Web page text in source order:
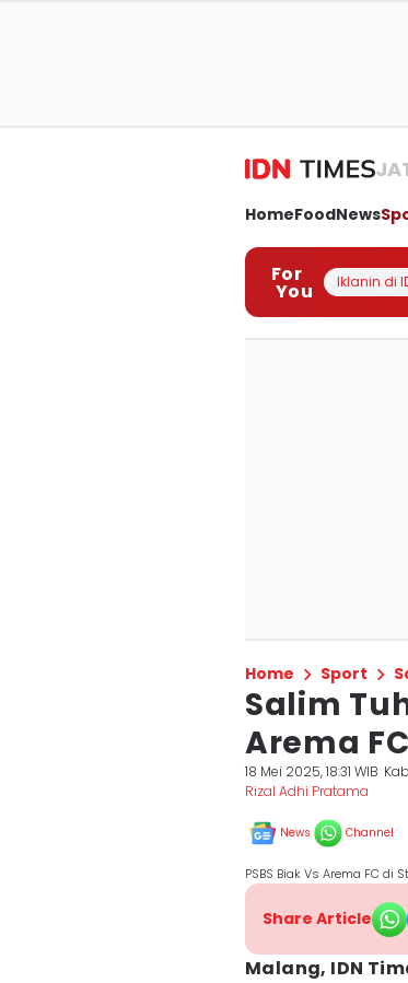
HomeFoodNews
For
You Iklanin di
Home Sport
Salim
Arema
18 Mei 2025, 18:31 WIB
Rizal Adhi Pratama
News Channel
PSBS Biak Vs Arema FC di
Share Article
Malang, IDN